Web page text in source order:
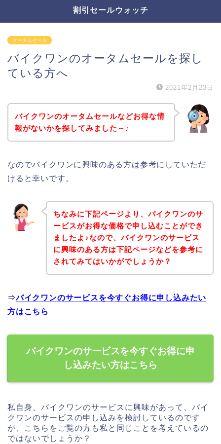
割引セールウォッチ
オータムセール
バイクワンのオータムセールを探し
ている方へ
2021年2月23日
バイクワンのオータムセールなどお得な情
報がないかを探してみました～♪
なのでバイクワンに興味のある方は参考にしていただ
けると幸いです。
ちなみに下記ページより、バイクワンのサ
ービスがお得な価格で申し込むことができ
ましたよ♪なので、バイクワンのサービス
に興味のある方は下記ページなどを参考に
されてみてはいかがでしょうか？
⇒バイクワンのサービスを今すぐお得に申し込みたい
方はこちら
バイクワンのサービスを今すぐお得に申
し込みたい方はこちら
私自身、バイクワンのサービスに興味があって、バイ
クワンのサービスの申し込みを検討しているのです
が、こちらをご覧の方も私と同じことを考えているの
ではないでしょうか？